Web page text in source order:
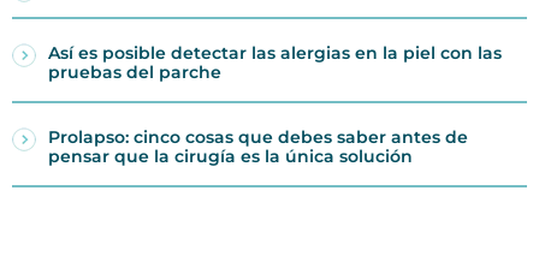
Así es posible detectar las alergias en la piel con las
pruebas del parche
Prolapso: cinco cosas que debes saber antes de
pensar que la cirugía es la única solución